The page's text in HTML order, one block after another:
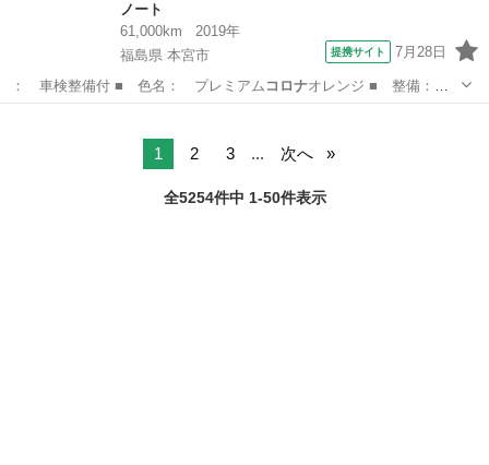
ノート
61,000km
2019年
福島県 本宮市
提携サイト 7月28日
： 車検整備付 ■ 色名： プレミアム コロナオレンジ ■ 整備：
整備付 ■ 保証…
1 2 3 ... 次へ
全5254件中 1-50件表示